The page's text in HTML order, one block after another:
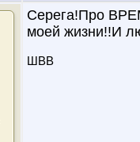
Серега!Про
моей жизни!!И
ШВВ